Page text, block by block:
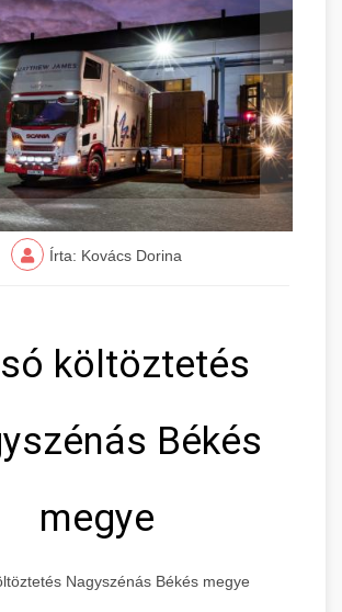
Írta: Kovács Dorina
költöztetés
Békés
megye
Nagyszénás Békés megye